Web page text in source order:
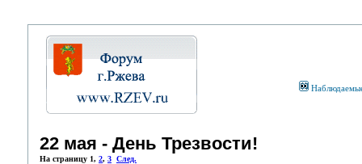
22 мая - День Трезвости!
На страницу 1, 2, 3 След.